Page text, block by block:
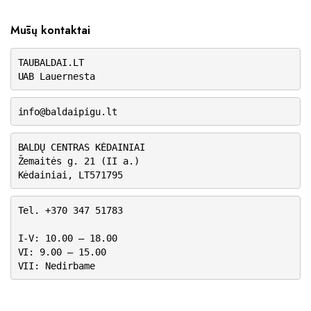
Mūsų kontaktai
TAUBALDAI.LT
UAB Lauernesta
info@baldaipigu.lt
BALDŲ CENTRAS KĖDAINIAI
Žemaitės g. 21 (II a.)
Kėdainiai, LT571795
Tel. +370 347 51783
I-V: 10.00 – 18.00
VI: 9.00 – 15.00
VII: Nedirbame